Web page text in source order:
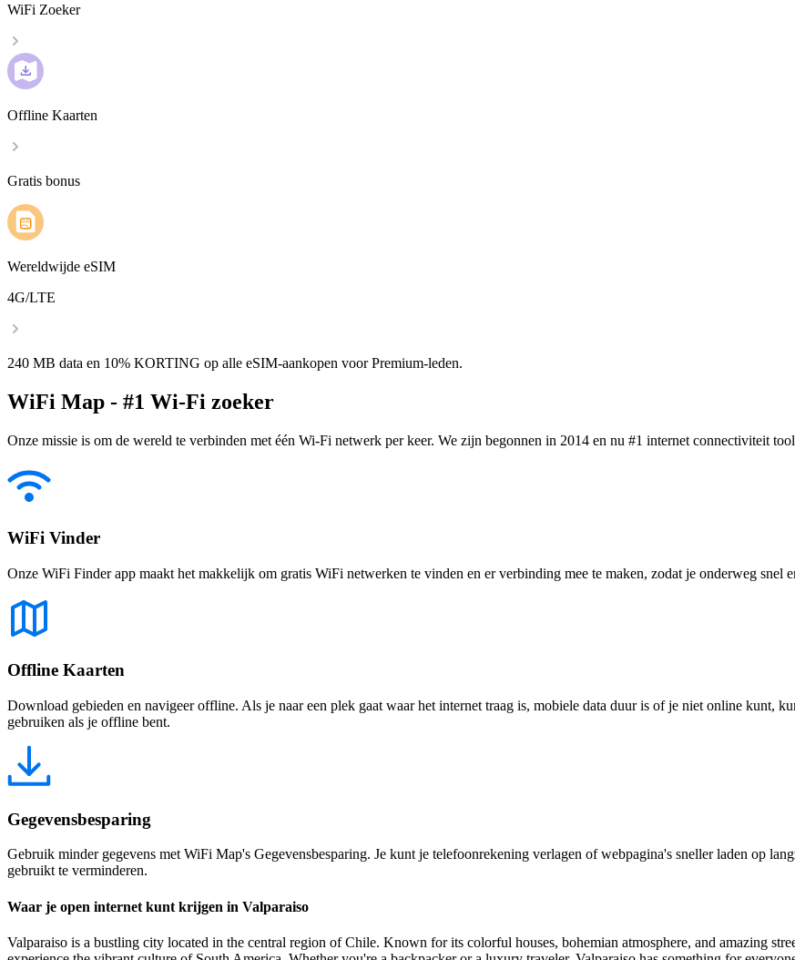
WiFi Zoeker
Offline Kaarten
Gratis bonus
Wereldwijde eSIM
4G/LTE
240 MB data en 10% KORTING op alle eSIM-aankopen voor Premium-leden.
WiFi Map - #1 Wi-Fi zoeker
Onze missie is om de wereld te verbinden met één Wi-Fi netwerk per keer. We zijn begonnen in 2014 en nu #1 internet connectiviteit
WiFi Vinder
Onze WiFi Finder app maakt het makkelijk om gratis WiFi netwerken te vinden en er verbinding mee te maken, zodat je onderweg snel
Offline Kaarten
Download gebieden en navigeer offline. Als je naar een plek gaat waar het internet traag is, mobiele data duur is of je niet online kunt,
gebruiken als je offline bent.
Gegevensbesparing
Gebruik minder gegevens met WiFi Map's Gegevensbesparing. Je kunt je telefoonrekening verlagen of webpagina's sneller laden op
gebruikt te verminderen.
Waar je open internet kunt krijgen in Valparaiso
Valparaiso is a bustling city located in the central region of Chile. Known for its colorful houses, bohemian atmosphere, and amazing